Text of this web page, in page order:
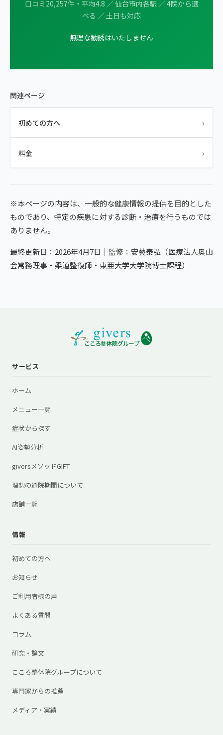
口コミ20,257件・平均4.8 ／ 仙台市内各駅 ／ 4院から選
べる ／ 土日も対応
無理な勧誘はいたしません
関連ページ
初めての方へ ›
料金 ›
※本ページの内容は、一般的な健康情報の提供を目的とした
ものであり、特定の疾患に対する診断・治療を行うものでは
ありません。
最終更新日：2026年4月7日｜監修：安藝泰弘（医療法人奥山
会常務理事・柔道整復師・東亜大学大学院博士課程）
サービス
ホーム
メニュー一覧
症状から探す
AI姿勢分析
giversメソッドGIFT
理想の通院期間について
店舗一覧
情報
初めての方へ
お知らせ
ご利用者様の声
よくある質問
コラム
研究・論文
こころ整体院グループについて
専門家からの推薦
メディア・実績